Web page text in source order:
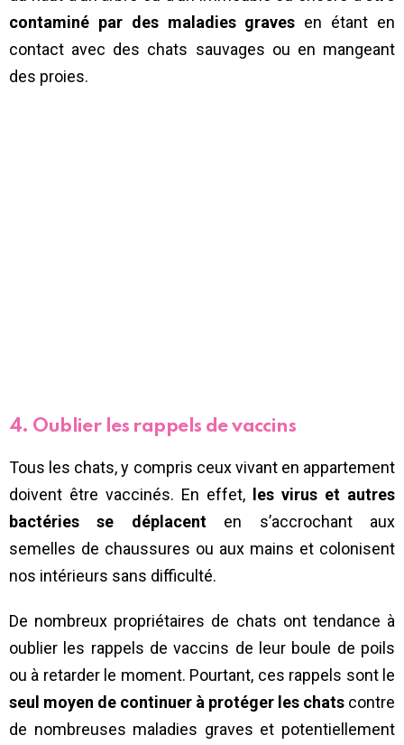
contaminé par des maladies graves en étant en
contact avec des chats sauvages ou en mangeant
des proies.
4. Oublier les rappels de vaccins
Tous les chats, y compris ceux vivant en appartement
doivent être vaccinés. En effet,
les virus et autres
bactéries se déplacenten s’accrochant aux
semelles de chaussures ou aux mains et colonisent
nos intérieurs sans difficulté.
De nombreux propriétaires de chats ont tendance à
oublier les rappels de vaccins de leur boule de poils
ou à retarder le moment. Pourtant, ces rappels sont le
seul moyen de continuer à protéger les chats contre
de nombreuses maladies graves et potentiellement